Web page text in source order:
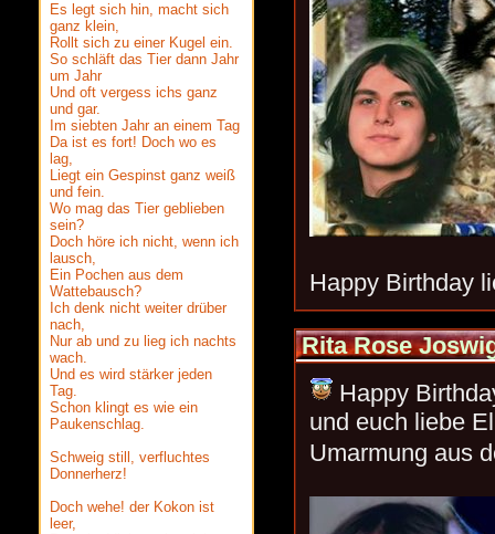
Happy
Rita Rose
Happy
und euch liebe
Umarmung aus
Es legt sich hin, macht sich
ganz klein,
Rollt sich zu einer Kugel ein.
So schläft das Tier dann Jahr
um Jahr
Und oft vergess ichs ganz
und gar.
Im siebten Jahr an einem Tag
Da ist es fort! Doch wo es
lag,
Liegt ein Gespinst ganz weiß
und fein.
Wo mag das Tier geblieben
sein?
Doch höre ich nicht, wenn ich
lausch,
Ein Pochen aus dem
Wattebausch?
Ich denk nicht weiter drüber
nach,
Nur ab und zu lieg ich nachts
wach.
Und es wird stärker jeden
Tag.
Schon klingt es wie ein
Paukenschlag.
Schweig still, verfluchtes
Donnerherz!
Doch wehe! der Kokon ist
leer,